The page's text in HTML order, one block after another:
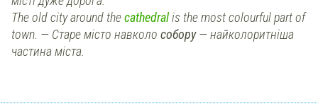
The old city around thecathedralis the most colourful part of
town. — Старе місто навколо собору— найколоритніша
частина міста.